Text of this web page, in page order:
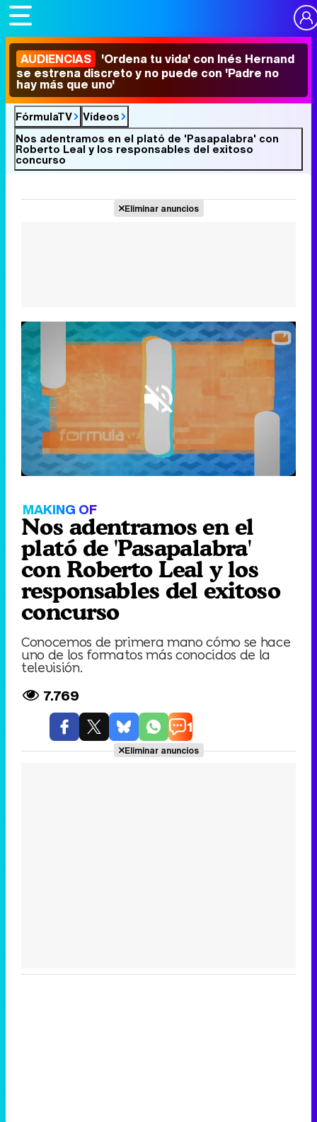
AUDIENCIAS 'Ordena tu vida' con Inés Hernand
se estrena discreto y no puede con 'Padre no
hay más que uno'
FórmulaTV
Vídeos
Nos adentramos en el plató de 'Pasapalabra' con
Roberto Leal y los responsables del exitoso
concurso
Eliminar anuncios
Unmute /
Loaded:
23.05%
MAKING OF
Nos adentramos en el
plató de 'Pasapalabra'
con Roberto Leal y los
responsables del exitoso
concurso
Conocemos de primera mano cómo se hace
uno de los formatos más conocidos de la
televisión.
7.769
1
Eliminar anuncios